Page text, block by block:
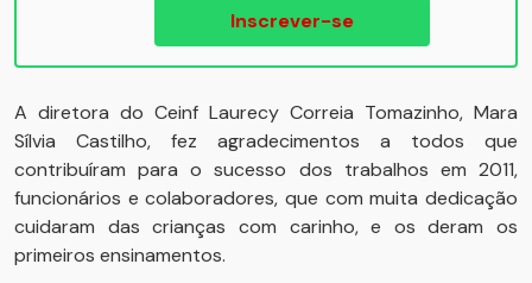
Inscrever-se
A diretora do Ceinf Laurecy Correia Tomazinho, Mara
Sílvia Castilho, fez agradecimentos a todos que
contribuíram para o sucesso dos trabalhos em 2011,
funcionários e colaboradores, que com muita dedicação
cuidaram das crianças com carinho, e os deram os
primeiros ensinamentos.